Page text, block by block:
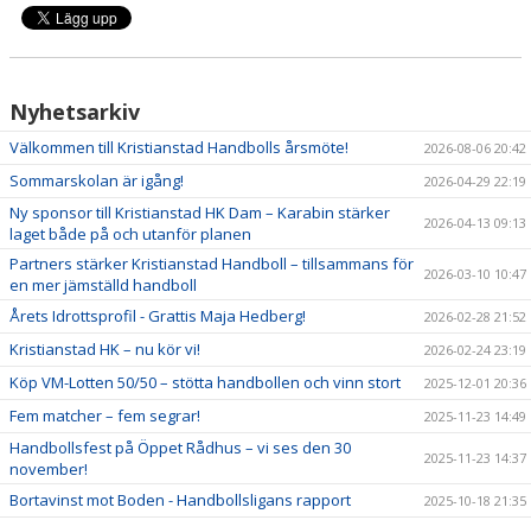
Nyhetsarkiv
Välkommen till Kristianstad Handbolls årsmöte! 2026-08-06 20:42
Sommarskolan är igång! 2026-04-29 22:19
Ny sponsor till Kristianstad HK Dam – Karabin stärker
laget både på och utanför planen
2026-04-13 09:13
Partners stärker Kristianstad Handboll – tillsammans för
en mer jämställd handboll
2026-03-10 10:47
Årets Idrottsprofil - Grattis Maja Hedberg! 2026-02-28 21:52
Kristianstad HK – nu kör vi! 2026-02-24 23:19
Köp VM-Lotten 50/50 – stötta handbollen och vinn stort 2025-12-01 20:36
Fem matcher – fem segrar! 2025-11-23 14:49
Handbollsfest på Öppet Rådhus – vi ses den 30
november!
2025-11-23 14:37
Bortavinst mot Boden - Handbollsligans rapport 2025-10-18 21:35